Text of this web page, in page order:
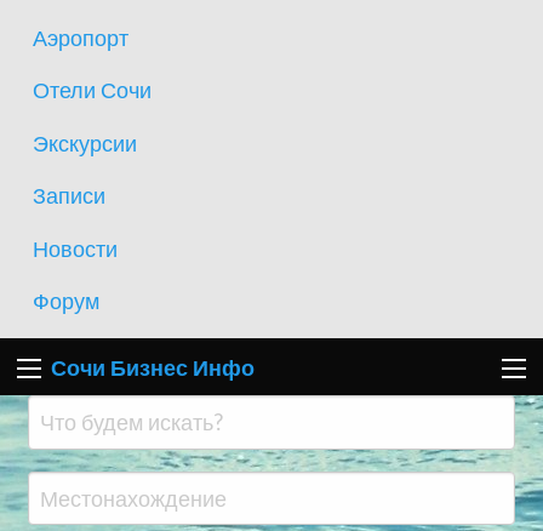
Аэропорт
Отели Сочи
Экскурсии
Записи
Новости
Форум
Сочи Бизнес Инфо